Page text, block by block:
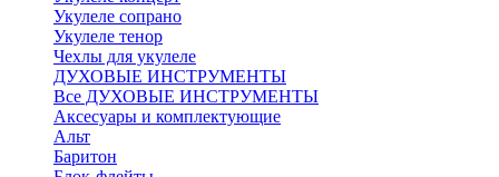
Укулеле сопрано
Укулеле тенор
Чехлы для укулеле
ДУХОВЫЕ ИНСТРУМЕНТЫ
Все ДУХОВЫЕ ИНСТРУМЕНТЫ
Аксесуары и комплектующие
Альт
Баритон